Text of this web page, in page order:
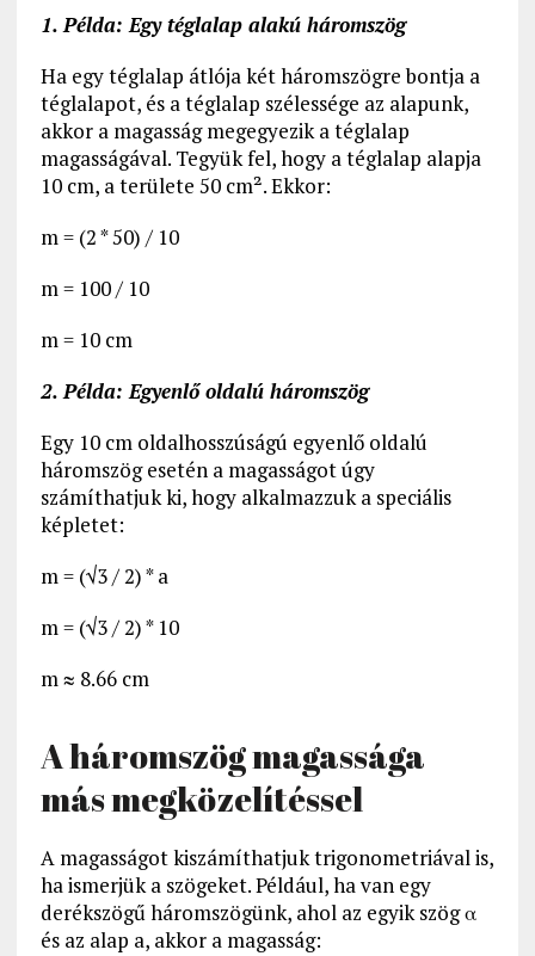
1. Példa: Egy téglalap alakú háromszög
Ha egy téglalap átlója két háromszögre bontja a
téglalapot, és a téglalap szélessége az alapunk,
akkor a magasság megegyezik a téglalap
magasságával. Tegyük fel, hogy a téglalap alapja
10 cm, a területe 50 cm². Ekkor:
m = (2 * 50) / 10
m = 100 / 10
m = 10 cm
2. Példa: Egyenlő oldalú háromszög
Egy 10 cm oldalhosszúságú egyenlő oldalú
háromszög esetén a magasságot úgy
számíthatjuk ki, hogy alkalmazzuk a speciális
képletet:
m = (√3 / 2) * a
m = (√3 / 2) * 10
m ≈ 8.66 cm
A háromszög magassága
más megközelítéssel
A magasságot kiszámíthatjuk trigonometriával is,
ha ismerjük a szögeket. Például, ha van egy
derékszögű háromszögünk, ahol az egyik szög α
és az alap a, akkor a magasság: